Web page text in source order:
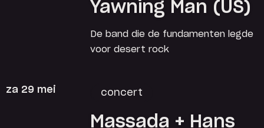
Yawning Man (US)
De band die de fundamenten legde
voor desert rock
za 29 mei concert
Massada + Hans